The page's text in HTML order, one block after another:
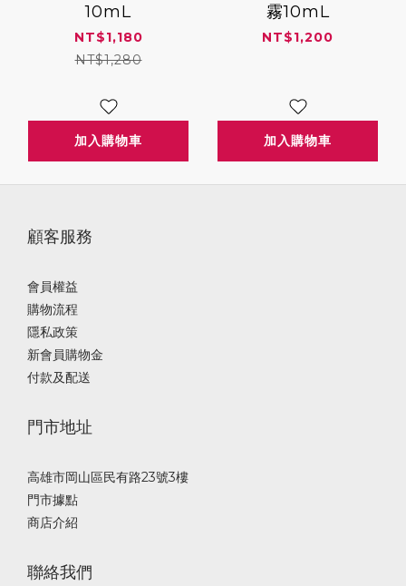
10mL
NT$1,180
NT$1,280
加入購物車
霧10mL
NT$1,200
加入購物車
顧客服務
會員權益
購物流程
隱私政策
新會員購物金
付款及配送
門市地址
高雄市岡山區民有路23號3樓
門市據點
商店介紹
聯絡我們